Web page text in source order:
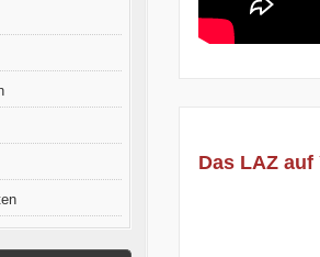
Das LAZ auf